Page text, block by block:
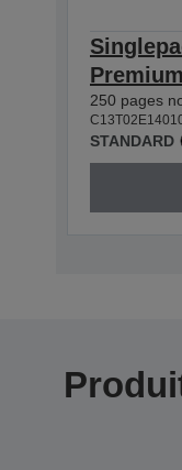
250 pages
STANDARD